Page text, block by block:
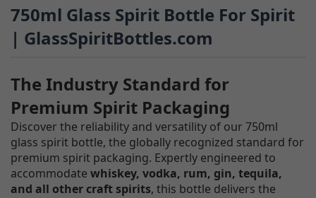
750ml Glass Spirit Bottle For Spirit
| GlassSpiritBottles.com
The Industry Standard for
Premium Spirit Packaging
Discover the reliability and versatility of our 750ml
glass spirit bottle, the globally recognized standard for
premium spirit packaging. Expertly engineered to
accommodate whiskey, vodka, rum, gin, tequila,
and all other craft spirits, this bottle delivers the